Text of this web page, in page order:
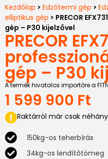
Kezdőlap > Edzőtermi gép >
elliptikus gép > PRECOR
gép – P30 kijelzővel
PRECOR
gép – P30
A termék hivatalos importőre a
1 599 900 Ft
Raktárról már csak
150kg-os teherbírás
34kg-os lendítőtömeg